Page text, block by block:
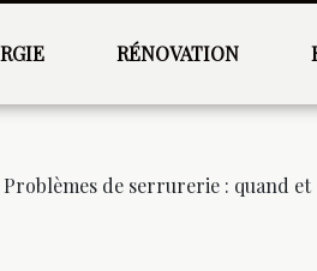
RÉNOVATION
Problèmes de serrurerie : quand